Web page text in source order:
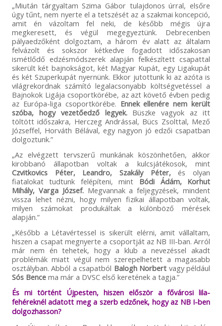
„Miután tárgyaltam Szima Gábor tulajdonos úrral, elsőre
úgy tűnt, nem nyerte el a tetszését az a szakmai koncepció,
amit én vázoltam fel neki, de később mégis újra
megkeresett, és végül megegyeztünk. Debrecenben
pályaedzőként dolgoztam, a három év alatt az általam
felvázolt és sokszor kétkedve fogadott időszakosan
ismétlődő edzésmódszerek alapján felkészített csapattal
sikerült két bajnokságot, két Magyar Kupát, egy Ligakupát
és két Szuperkupát nyernünk. Ekkor jutottunk ki az azóta is
világrekordnak számító legalacsonyabb költségvetéssel a
Bajnokok Ligája csoportkörébe, az azt követő évben pedig
az Európa-liga csoportkörébe. Ennek ellenére nem került
szóba, hogy vezetőedző legyek. Büszke vagyok az itt
töltött időszakra, Herczeg Andrással, Bücs Zsolttal, Mező
Józseffel, Horváth Bélával, egy nagyon jó edzői csapatban
dolgoztunk.”
„Az elvégzett tervszerű munkának köszönhetően, akkor
kirobbanó állapotban voltak a kulcsjátékosok, mint
Czvitkovics Péter, Leandro, Szakály Péter,és olyan
fiatalokat tudtunk felépíteni, mint Bódi Ádám, Korhut
Mihály, Varga József. Megvannak a feljegyzések, mindent
vissza lehet nézni, hogy milyen fizikai állapotban voltak,
milyen számokat produkáltak a különböző mérések
alapján.”
„Később a Létavértessel is sikerült elérni, amit vállaltam,
hiszen a csapat megnyerte a csoportját az NB III-ban. Arról
már nem én tehetek, hogy a klub a nevezéssel akadt
problémák miatt végül nem szerepelhetett a magasabb
osztályban. Abból a csapatból Balogh Norbert vagy például
Sós Bence ma már a DVSC első keretének a tagja.”
És mi történt Újpesten, hiszen először a fővárosi lila-
fehéreknél adatott meg a szerb edzőnek, hogy az NB I-ben
dolgozhasson?